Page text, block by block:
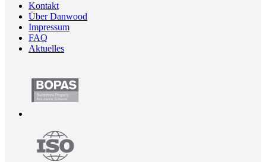
Kontakt
Über Danwood
Impressum
FAQ
Aktuelles